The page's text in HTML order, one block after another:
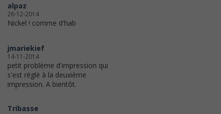
alpaz
26-12-2014
Nickel ! comme d'hab
jmariekief
14-11-2014
petit problème d'impression qui
s'est réglé à la deuxième
impression. A bientôt.
Tribasse